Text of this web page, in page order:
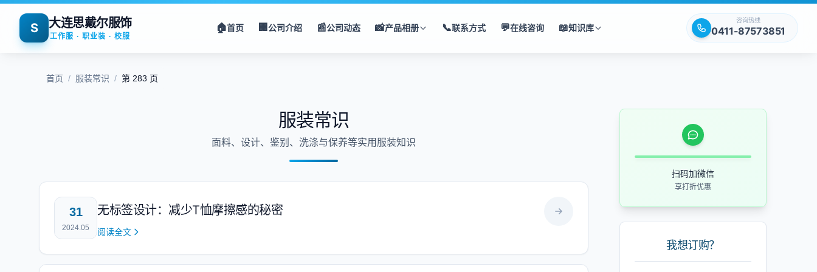
S 大连思戴尔服饰
工作服 · 职业装 · 校服
🏠首页 🏢公司介绍 📰公司动态 📸产品相册 📞联系方式 💬在线咨询 📖知识库
咨询热线
0411-87573851
首页 / 服装常识 / 第 283 页
服装常识
面料、设计、鉴别、洗涤与保养等实用服装知识
31
2024.05
无标签设计：减少T恤摩擦感的秘密
阅读全文
扫码加微信
享打折优惠
我想订购？